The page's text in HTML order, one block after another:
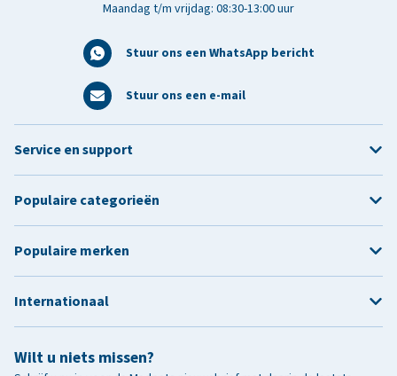
Maandag t/m vrijdag: 08:30-13:00 uur
Stuur ons een WhatsApp bericht
Stuur ons een e-mail
Wilt u niets missen?
Service en support
Populaire categorieën
Populaire merken
Internationaal